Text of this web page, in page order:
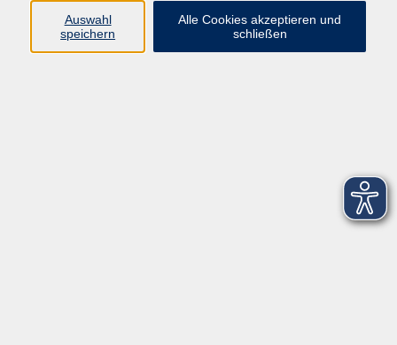
Über unsAuswahl
speichern
Alle Cookies akzeptieren und
schließen